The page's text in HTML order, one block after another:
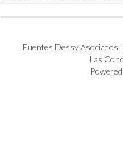
Fuentes Dessy Asociados
Las